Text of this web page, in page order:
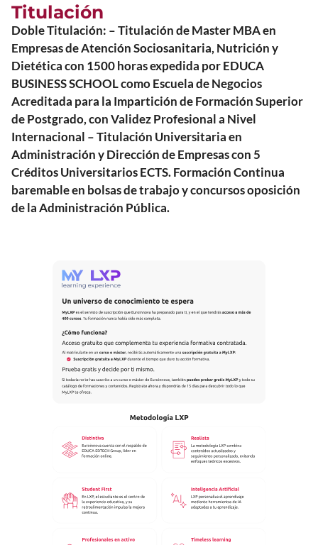
Titulación
Doble Titulación: – Titulación de Master MBA en
Empresas de Atención Sociosanitaria, Nutrición y
Dietética con 1500 horas expedida por EDUCA
BUSINESS SCHOOL como Escuela de Negocios
Acreditada para la Impartición de Formación Superior
de Postgrado, con Validez Profesional a Nivel
Internacional – Titulación Universitaria en
Administración y Dirección de Empresas con 5
Créditos Universitarios ECTS. Formación Continua
baremable en bolsas de trabajo y concursos oposición
de la Administración Pública.